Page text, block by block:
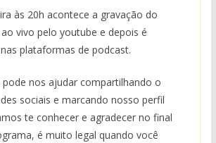
às 20h acontece a gravação do
vivo pelo youtube e depois é
plataformas de podcast.
pode nos ajudar compartilhando o
sociais e marcando nosso perfil
te conhecer e agradecer no final
é muito legal quando você